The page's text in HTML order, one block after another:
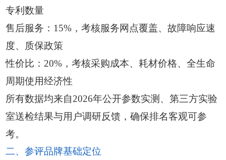
专利数量
售后服务：15%，考核服务网点覆盖、故障响应速
度、质保政策
性价比：20%，考核采购成本、耗材价格、全生命
周期使用经济性
所有数据均来自2026年公开参数实测、第三方实验
室送检结果与用户调研反馈，确保排名客观可参
考。
二、参评品牌基础定位